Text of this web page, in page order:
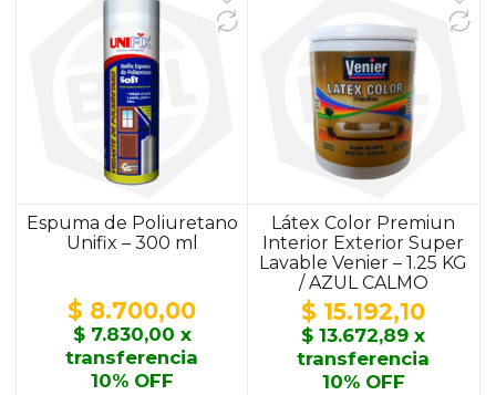
Espuma de Poliuretano
Unifix – 300 ml
$ 8.700,00
$7.830,00 x
transferencia
10% OFF
Látex Color Premiun
Interior Exterior Super
Lavable Venier – 1.25 KG
/ AZUL CALMO
$ 15.192,10
$ 13.672,89 x
transferencia
10% OFF